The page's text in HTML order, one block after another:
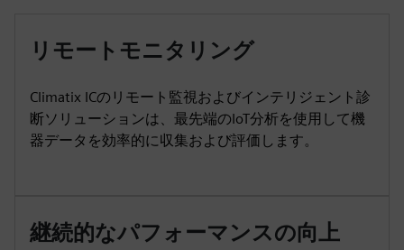
リモートモニタリング
Climatix ICのリモート監視およびインテリジェント診
断ソリューションは、最先端のIoT分析を使用して機
器データを効率的に収集および評価します。
継続的なパフォーマンスの向上